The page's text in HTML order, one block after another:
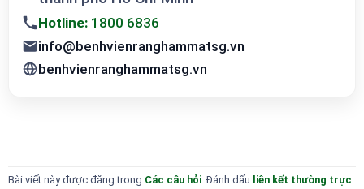
Hotline: 1800 6836
info@benhvienranghammatsg.vn
benhvienranghammatsg.vn
Bài viết này được đăng trong Các câu hỏi. Đánh dấu liên kết thường trực.